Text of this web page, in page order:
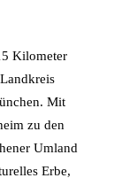
Kilometer
Mit
zu den
Umland
Erbe,